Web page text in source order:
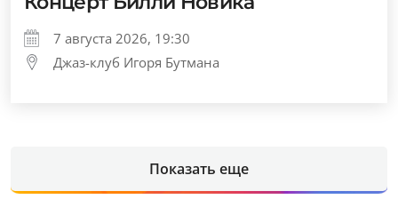
7 августа 2026, 19:30
Джаз-клуб Игоря Бутмана
Показать еще